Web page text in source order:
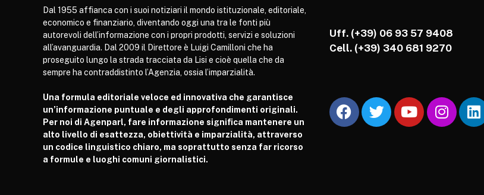
Dal 1955 affianca con i suoi notiziari il mondo istituzionale, editoriale,
economico e finanziario, diventando oggi una tra le fonti più
autorevoli dell’informazione con i propri prodotti, servizi e soluzioni
all’avanguardia. Dal 2009 il Direttore è Luigi Camilloni che ha
proseguito lungo la strada tracciata da Lisi e cioè quella che da
sempre ha contraddistinto l’Agenzia, ossia l’imparzialità.
Una formula editoriale veloce ed innovativa che garantisce
un’informazione puntuale e degli approfondimenti originali.
Per noi di Agenparl, fare informazione significa mantenere un
alto livello di esattezza, obiettività e imparzialità, attraverso
un codice linguistico chiaro, ma soprattutto senza far ricorso
a formule e luoghi comuni giornalistici.
Uff. (+39) 06 93 57 9408
Cell. (+39) 340 681 9270